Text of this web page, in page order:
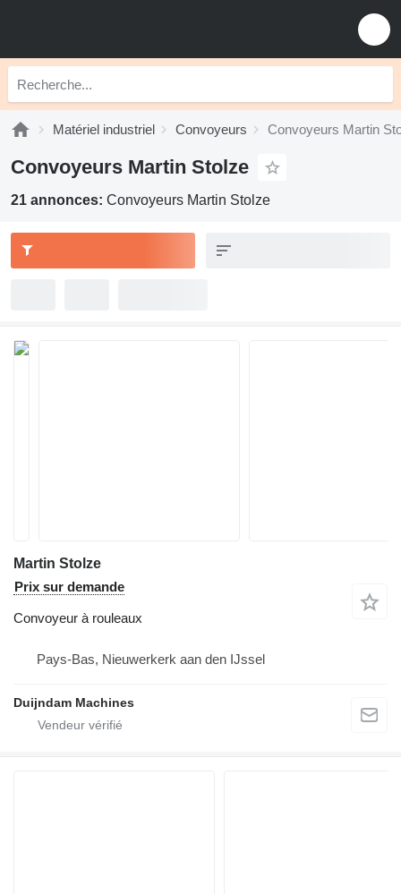
Matériel industriel Convoyeurs Convoyeurs Martin
Convoyeurs Martin Stolze
21 annonces: Convoyeurs Martin Stolze
Martin Stolze
Prix sur demande
Convoyeur à rouleaux
Pays-Bas, Nieuwerkerk aan den IJssel
Duijndam Machines